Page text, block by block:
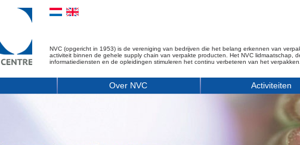
NVC (opgericht in 1953) is de vereniging van bedrijven die het belang erkennen van
activiteit binnen de gehele supply chain van verpakte producten. Het NVC lidmaatschap,
informatiediensten en de opleidingen stimuleren het continu verbeteren van het verpakken.
Over NVC Activiteiten